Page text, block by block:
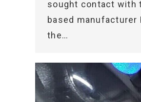
sought contact with
based manufacturer
the…